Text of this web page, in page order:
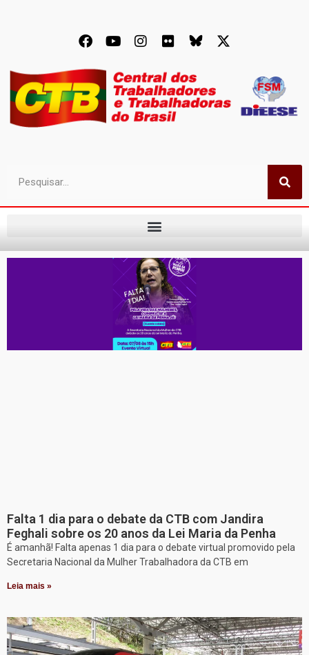
Falta 1 dia para o debate da CTB com Jandira
Feghali sobre os 20 anos da Lei Maria da Penha
É amanhã! Falta apenas 1 dia para o debate virtual promovido pela
Secretaria Nacional da Mulher Trabalhadora da CTB em
Leia mais »